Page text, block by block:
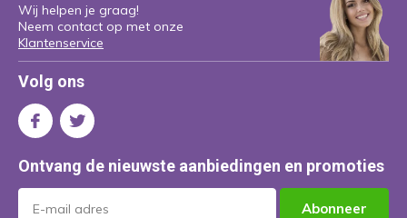
Wij helpen je graag!
Neem contact op met onze
Klantenservice
Volg ons
Ontvang de nieuwste aanbiedingen en promoties
Abonneer